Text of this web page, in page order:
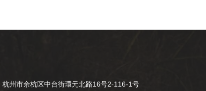
杭州市余杭区中台街環元北路16号2-116-1号